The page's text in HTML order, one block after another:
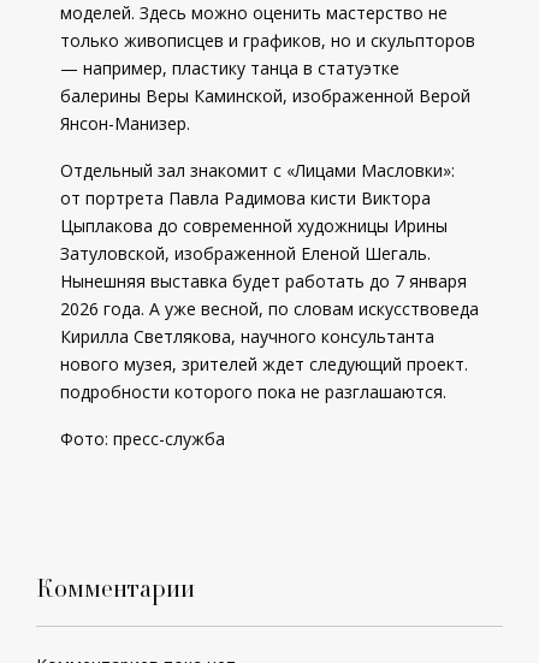
моделей. Здесь можно оценить мастерство не
только живописцев и графиков, но и скульпторов
— например, пластику танца в статуэтке
балерины Веры Каминской, изображенной Верой
Янсон-Манизер.
Отдельный зал знакомит с «Лицами Масловки»:
от портрета Павла Радимова кисти Виктора
Цыплакова до современной художницы Ирины
Затуловской, изображенной Еленой Шегаль.
Нынешняя выставка будет работать до 7 января
2026 года. А уже весной, по словам искусствоведа
Кирилла Светлякова, научного консультанта
нового музея, зрителей ждет следующий проект.
подробности которого пока не разглашаются.
Фото: пресс-служба
Комментарии